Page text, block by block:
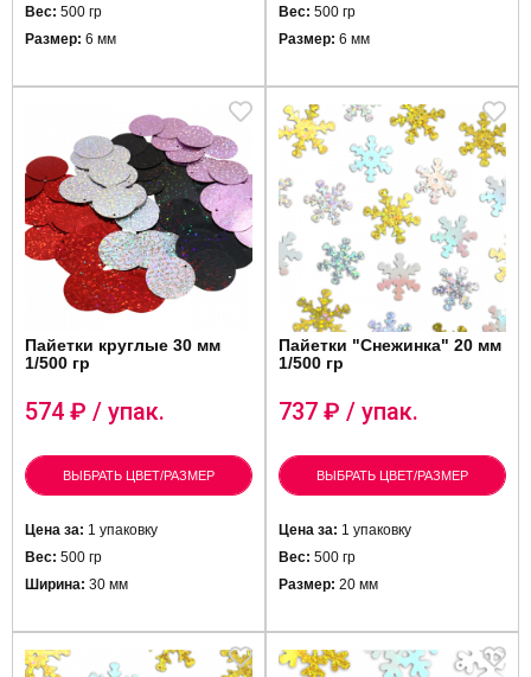
Вес: 500 гр
Размер: 6 мм
Вес: 500 гр
Размер: 6 мм
Пайетки круглые 30 мм
1/500 гр
574 ₽ / упак.
ВЫБРАТЬ ЦВЕТ/РАЗМЕР
Цена за: 1 упаковку
Вес: 500 гр
Ширина: 30 мм
Пайетки "Снежинка" 20 мм
1/500 гр
737 ₽ / упак.
ВЫБРАТЬ ЦВЕТ/РАЗМЕР
Цена за: 1 упаковку
Вес: 500 гр
Размер: 20 мм